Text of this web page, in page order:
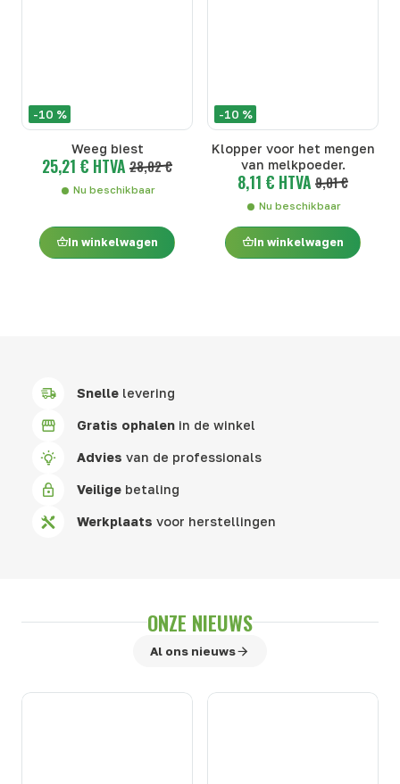
-10 %
Weeg biest
25,21 € HTVA 28,02 €
Nu beschikbaar
In winkelwagen
-10 %
Klopper voor het mengen
van melkpoeder.
8,11 € HTVA 9,01 €
Nu beschikbaar
In winkelwagen
Snelle levering
Gratis ophalen in de winkel
Advies van de professionals
Veilige betaling
Werkplaats voor herstellingen
ONZE NIEUWS
Al ons nieuws